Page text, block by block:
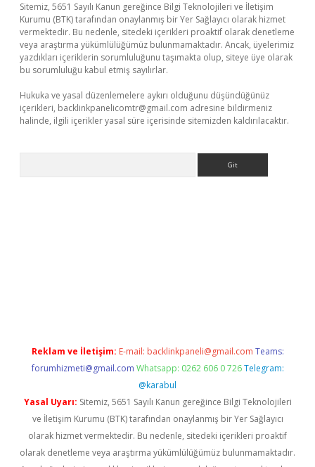
Sitemiz, 5651 Sayılı Kanun gereğince Bilgi Teknolojileri ve İletişim
Kurumu (BTK) tarafından onaylanmış bir Yer Sağlayıcı olarak hizmet
vermektedir. Bu nedenle, sitedeki içerikleri proaktif olarak denetleme
veya araştırma yükümlülüğümüz bulunmamaktadır. Ancak, üyelerimiz
yazdıkları içeriklerin sorumluluğunu taşımakta olup, siteye üye olarak
bu sorumluluğu kabul etmiş sayılırlar.
Hukuka ve yasal düzenlemelere aykırı olduğunu düşündüğünüz
içerikleri, backlinkpanelicomtr@gmail.com adresine bildirmeniz
halinde, ilgili içerikler yasal süre içerisinde sitemizden kaldırılacaktır.
Reklam ve İletişim: E-mail: backlinkpaneli@gmail.com Teams:
forumhizmeti@gmail.com Whatsapp: 0262 606 0 726 Telegram:
@karabul
Yasal Uyarı: Sitemiz, 5651 Sayılı Kanun gereğince Bilgi Teknolojileri
ve İletişim Kurumu (BTK) tarafından onaylanmış bir Yer Sağlayıcı
olarak hizmet vermektedir. Bu nedenle, sitedeki içerikleri proaktif
olarak denetleme veya araştırma yükümlülüğümüz bulunmamaktadır.